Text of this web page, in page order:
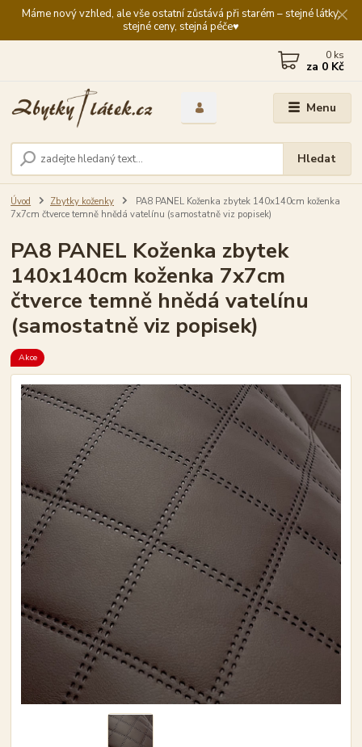
Máme nový vzhled, ale vše ostatní zůstává při starém – stejné látky,
stejné ceny, stejná péče♥️
Menu
Hledat
0 ks
za 0 Kč
Úvod Zbytky koženky
PA8 PANEL Koženka zbytek 140x140cm koženka
7x7cm čtverce temně hnědá vatelínu (samostatně viz popisek)
PA8 PANEL Koženka zbytek
140x140cm koženka 7x7cm
čtverce temně hnědá vatelínu
(samostatně viz popisek)
Akce